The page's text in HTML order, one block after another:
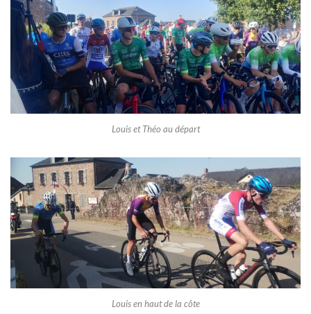
Louis et Théo au départ
Louis en haut de la côte